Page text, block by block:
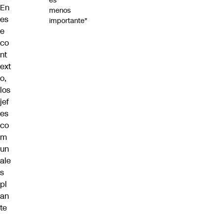
En
es
e
co
nt
ext
o,
los
jef
es
co
m
un
ale
s
pl
an
te
menos
importante"